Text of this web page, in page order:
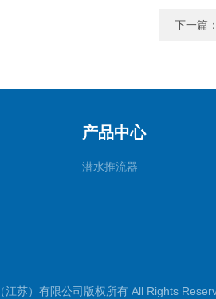
下一篇
产品中心
潜水推流器
江苏）有限公司版权所有 All Rights